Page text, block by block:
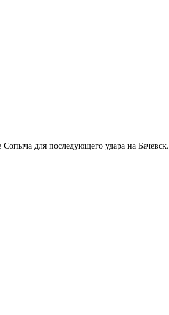
для последующего удара на Бачевск.